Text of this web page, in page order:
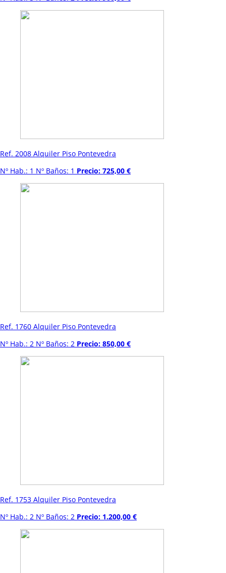
Ref. 2008 Alquiler Piso Pontevedra
Nº Hab.: 1 Nº Baños: 1 Precio: 725,00 €
Ref. 1760 Alquiler Piso Pontevedra
Nº Hab.: 2 Nº Baños: 2 Precio: 850,00 €
Ref. 1753 Alquiler Piso Pontevedra
Nº Hab.: 2 Nº Baños: 2 Precio: 1.200,00 €